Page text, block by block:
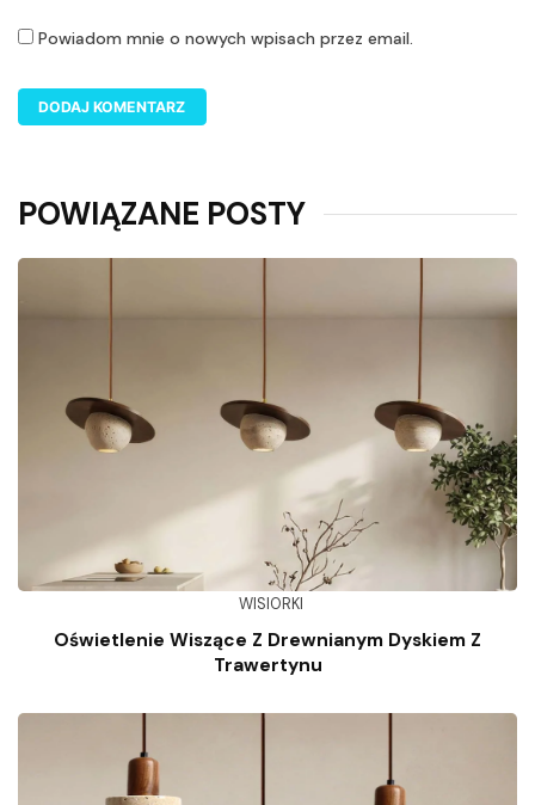
Powiadom mnie o nowych wpisach przez email.
POWIĄZANE POSTY
WISIORKI
Oświetlenie Wiszące Z Drewnianym Dyskiem Z
Trawertynu